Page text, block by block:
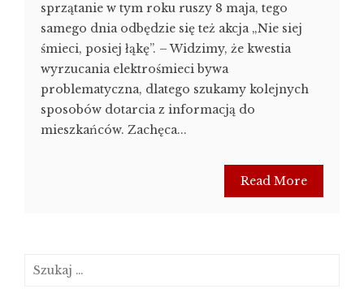
sprzątanie w tym roku ruszy 8 maja, tego
samego dnia odbędzie się też akcja „Nie siej
śmieci, posiej łąkę”. – Widzimy, że kwestia
wyrzucania elektrośmieci bywa
problematyczna, dlatego szukamy kolejnych
sposobów dotarcia z informacją do
mieszkańców. Zachęca...
Read More
Szukaj: